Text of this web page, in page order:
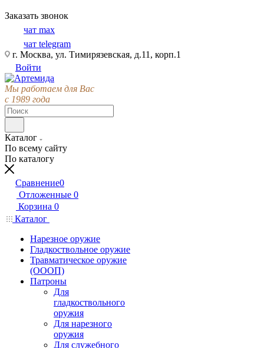
Заказать звонок
чат max
чат telegram
г. Москва, ул. Тимирязевская, д.11, корп.1
Войти
Мы работаем для Вас
с 1989 года
Каталог
По всему сайту
По каталогу
Сравнение0
Отложенные 0
Корзина 0
Каталог
Нарезное оружие
Гладкоствольное оружие
Травматическое оружие
(ОООП)
Патроны
Для
гладкоствольного
оружия
Для нарезного
оружия
Для служебного